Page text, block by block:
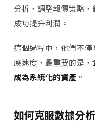
分析，調整報價策略，
成功提升利潤。
這個過程中，他們不
應速度，最重要的是，
成為系統化的資產 。
如何克服數據分